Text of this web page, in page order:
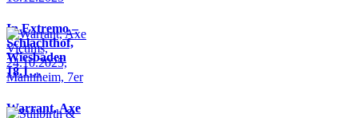
In Extremo –
Schlachthof,
Wiesbaden
18.1…
Warrant, Axe